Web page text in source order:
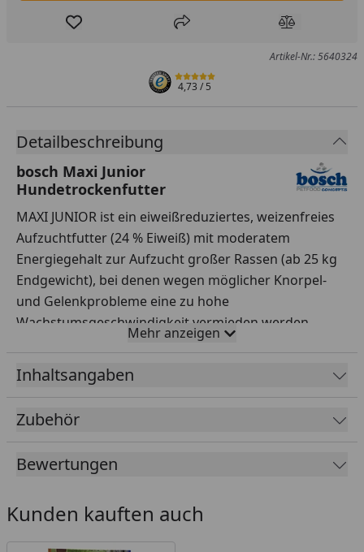
Produkt zur Wunschliste hinzufügen
Teilen Produkt
Artikel-Nr.: 5640324
4,73/ 5
Detailbeschreibung
bosch Maxi Junior
Hundetrockenfutter
MAXI JUNIOR ist ein eiweißreduziertes, weizenfreies
Aufzuchtfutter (24 % Eiweiß) mit moderatem
Energiegehalt zur Aufzucht großer Rassen (ab 25 kg
Endgewicht), bei denen wegen möglicher Knorpel-
und Gelenkprobleme eine zu hohe
Wachstumsgeschwindigkeit vermieden werden
sollte. Muschelextrakte unterstützen die Knorpel- &
Gelenkentwicklung des Junghundes. Durch den
Einsatz von Kolostrum wird das Immunsystem
Komplex aus Mannanen und Glucanen (von
auf das Futteraufnahmeverhalten großer Rassen
Auf einen Blick:
Mehr anzeigen
Inhaltsangaben
Zubehör
Bewertungen
Kunden kauften auch